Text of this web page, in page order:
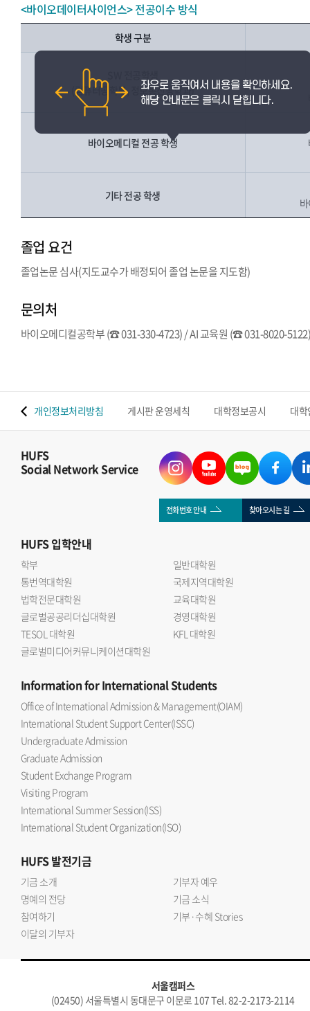
<바이오데이터사이언스> 전공이수 방식
학생 구분
(컴퓨터공학부, 정보통신공학과)
바이오메디컬 전공 학생
기타 전공 학생
졸업 요건
졸업논문 심사(지도교수가 배정되어 졸업 논문을 지도함)
문의처
바이오메디컬공학부 (☎ 031-330-4723) / AI 교육원 (☎ 031-8020-
개인정보처리방침 게시판 운영세칙 대학정보공시 대
HUFS
Social Network Service
전화번호 안내 찾아오시는 길
HUFS입학안내
학부
일반대학원
통번역대학원
국제지역대학원
법학전문대학원
교육대학원
글로벌공공리더십대학원
경영대학원
TESOL 대학원
KFL 대학원
글로벌미디어커뮤니케이션대학원
Informationfor International Students
Office of International Admission & Management(OIAM)
International Student Support Center(ISSC)
Undergraduate Admission
Graduate Admission
Student Exchange Program
Visiting Program
International Summer Session(ISS)
International Student Organization(ISO)
HUFS발전기금
기금 소개
기부자 예우
명예의 전당
기금 소식
참여하기
기부·수혜 Stories
이달의 기부자
서울캠퍼스
(02450) 서울특별시 동대문구 이문로 107 Tel. 82-2-2173-2114